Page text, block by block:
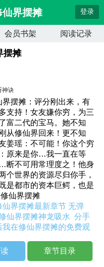
界摆摊 登录
会员书架 阅读记录
摆摊
神诀
摆摊：评分刚出来，有
支持！女友嫌你穷，为三
富二代的宝马。她不知
从修仙界回来！更不知
姜瑶：不可能！你这个穷
原来是你…我一直在等
断不可用常理度之！他身
个世界的资源尽归你手，
是都市的资本巨鳄，也是
仙界摆摊
仙界摆摊最新章节 无弹
仙界摆摊神龙吸水分手
我在修仙界摆摊的免费观
章节目录